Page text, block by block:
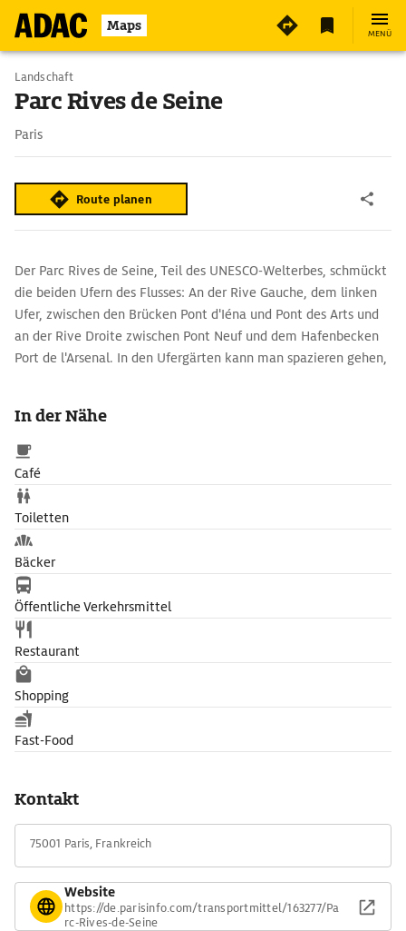
Maps MENÜ
Landschaft
Parc Rives de Seine
Paris
Route planen
Der Parc Rives de Seine, Teil des UNESCO-Welterbes, schmückt
die beiden Ufern des Flusses: An der Rive Gauche, dem linken
Ufer, zwischen den Brücken Pont d'Iéna und Pont des Arts und
an der Rive Droite zwischen Pont Neuf und dem Hafenbecken
Port de l'Arsenal. In den Ufergärten kann man spazieren gehen,
Kletterwand und Boule-Plätze. Nicht zuletzt die Ausblicke auf
die berühmten Bauwerke von Paris machen den Parc Rives de
Seine zu einem besondern Erlebnis.
In der Nähe
Café
Toiletten
Bäcker
Öffentliche Verkehrsmittel
Restaurant
Shopping
Fast-Food
Kontakt
75001 Paris, Frankreich
Website
https://de.parisinfo.com/transportmittel/163277/Pa
rc-Rives-de-Seine